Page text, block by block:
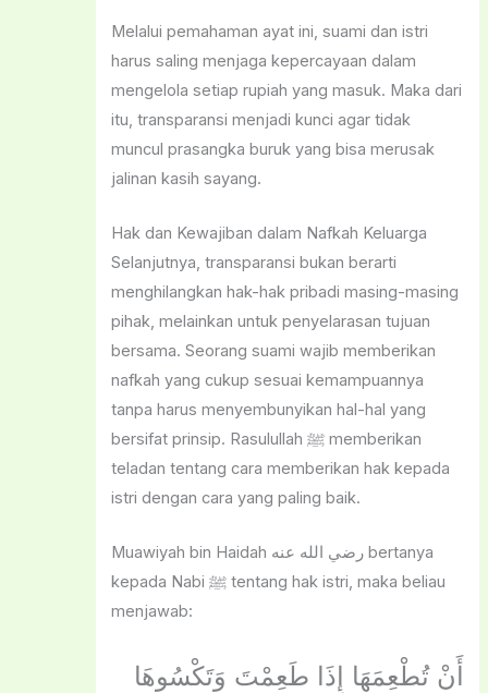
Melalui pemahaman ayat ini, suami dan istri
harus saling menjaga kepercayaan dalam
mengelola setiap rupiah yang masuk. Maka dari
itu, transparansi menjadi kunci agar tidak
muncul prasangka buruk yang bisa merusak
jalinan kasih sayang.
Hak dan Kewajiban dalam Nafkah Keluarga
Selanjutnya, transparansi bukan berarti
menghilangkan hak-hak pribadi masing-masing
pihak, melainkan untuk penyelarasan tujuan
bersama. Seorang suami wajib memberikan
nafkah yang cukup sesuai kemampuannya
tanpa harus menyembunyikan hal-hal yang
bersifat prinsip. Rasulullah ﷺ memberikan
teladan tentang cara memberikan hak kepada
istri dengan cara yang paling baik.
Muawiyah bin Haidah رضي الله عنه bertanya
kepada Nabi ﷺ tentang hak istri, maka beliau
menjawab:
أَنْ تُطْعِمَهَا إِذَا طَعِمْتَ وَتَكْسُوهَا